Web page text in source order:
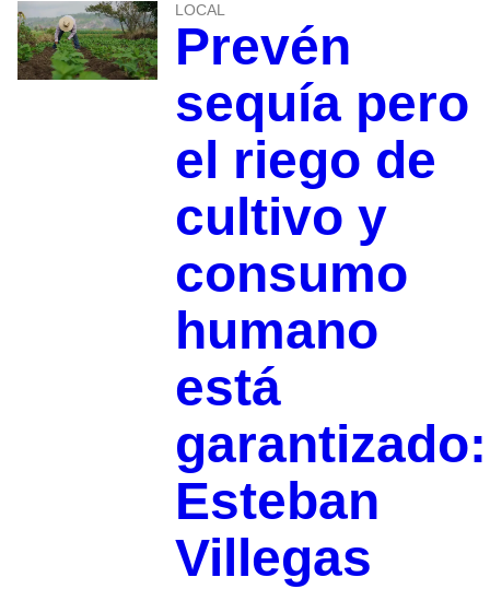
LOCAL
Prevén
sequía pero
el riego de
cultivo y
consumo
humano
está
garantizado:
Esteban
Villegas